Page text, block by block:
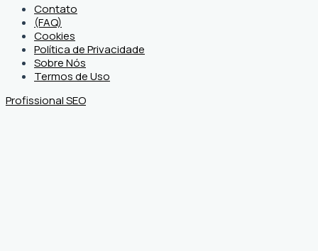
Contato
(FAQ)
Cookies
Política de Privacidade
Sobre Nós
Termos de Uso
Profissional SEO